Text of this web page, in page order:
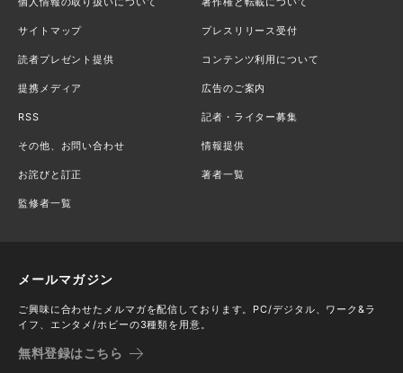
サイトマップ プレスリリース受付
読者プレゼント提供 コンテンツ利用について
提携メディア 広告のご案内
RSS 記者・ライター募集
その他、お問い合わせ 情報提供
お詫びと訂正 著者一覧
監修者一覧
メールマガジン
ご興味に合わせたメルマガを配信しております。PC/デジタル、ワーク&ラ
イフ、エンタメ/ホビーの3種類を用意。
無料登録はこちら